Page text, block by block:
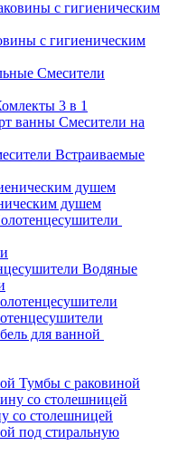
с гигиеническим
Смесители
3 в 1
Смесители на
Встраиваемые
душем
Водяные
для ванной
Тумбы с раковиной
со столешницей